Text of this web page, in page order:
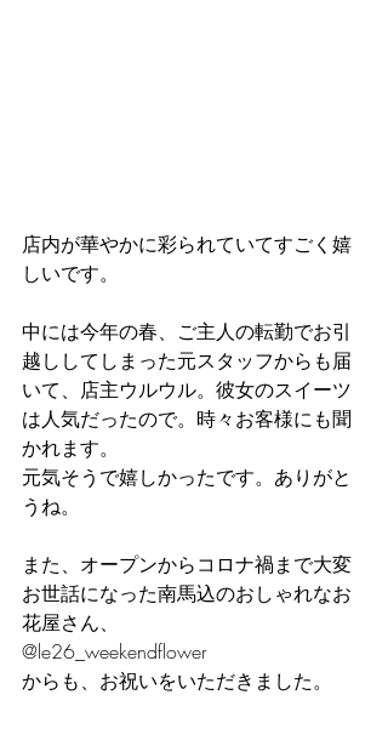
店内が華やかに彩られていてすごく嬉
しいです。
中には今年の春、ご主人の転勤でお引
越ししてしまった元スタッフからも届
いて、店主ウルウル。彼女のスイーツ
は人気だったので。時々お客様にも聞
かれます。
元気そうで嬉しかったです。ありがと
うね。
また、オープンからコロナ禍まで大変
お世話になった南馬込のおしゃれなお
花屋さん、
@le26_weekendflower
からも、お祝いをいただきました。